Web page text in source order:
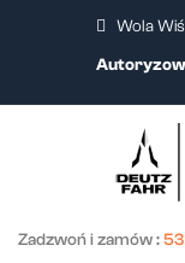
Wola
Zadzwoń i zamów :